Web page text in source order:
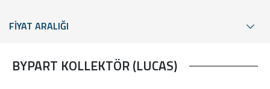
FİYAT ARALIĞI
BYPART KOLLEKTÖR (LUCAS)